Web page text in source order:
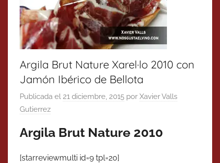
Argila Brut Nature Xarel·lo 2010 con
Jamón Ibérico de Bellota
Publicada el 21 diciembre, 2015 por Xavier Valls
Gutierrez
Argila Brut Nature 2010
[starreviewmulti id=9 tpl=20]